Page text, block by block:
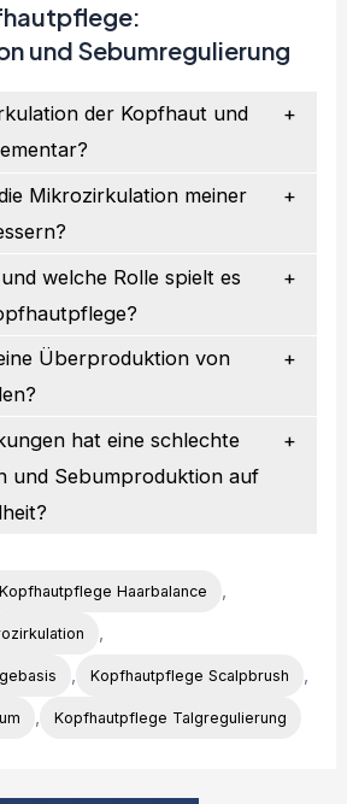
und Sebumregulierung
der Kopfhaut und
Mikrozirkulation meiner
welche Rolle spielt es
Überproduktion von
hat eine schlechte
und Sebumproduktion auf
Kopfhautpflege Haarbalance ,
,
, Kopfhautpflege Scalpbrush ,
, Kopfhautpflege Talgregulierung